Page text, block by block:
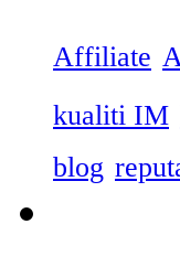
Affiliate
kualiti IM
blog